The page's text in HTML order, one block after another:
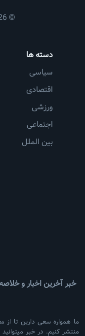
خبر آخرین اخبار و
ما همواره سعی دارین تا از
منتشر کنیم. در خبر
دسته ها
سیاسی
اقتصادی
ورزشی
اجتماعی
بین الملل
© 2026 · Kahabar-Land